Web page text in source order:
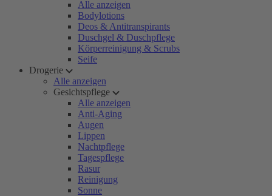
Alle anzeigen
Bodylotions
Deos & Antitranspirants
Duschgel & Duschpflege
Körperreinigung & Scrubs
Seife
Drogerie
Alle anzeigen
Gesichtspflege
Alle anzeigen
Anti-Aging
Augen
Lippen
Nachtpflege
Tagespflege
Rasur
Reinigung
Sonne